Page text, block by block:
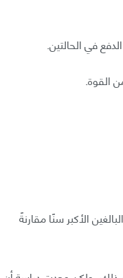
في الحالتين.
القوة.
الأكبر سنًا مقارنةً